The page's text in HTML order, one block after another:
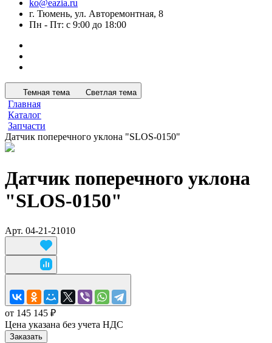
ko@eazia.ru
г. Тюмень, ул. Авторемонтная, 8
Пн - Пт: с 9:00 до 18:00
Темная тема Светлая тема
Главная
Каталог
Запчасти
Датчик поперечного уклона "SLOS-0150"
Датчик поперечного уклона
"SLOS-0150"
Арт. 04-21-21010
от 145 145 ₽
Цена указана без учета НДС
Заказать